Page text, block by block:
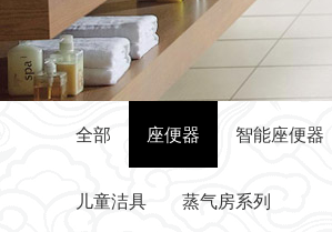
全部 座便器 智能座便器
儿童洁具 蒸气房系列